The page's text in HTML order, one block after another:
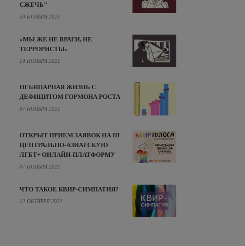
СЖЕЧЬ”
10 НОЯБРЯ 2021
«МЫ ЖЕ НЕ ВРАГИ, НЕ
ТЕРРОРИСТЫ»
10 НОЯБРЯ 2021
НЕБИНАРНАЯ ЖИЗНЬ С
ДЕФИЦИТОМ ГОРМОНА РОСТА
07 НОЯБРЯ 2021
ОТКРЫТ ПРИЕМ ЗАЯВОК НА III
ЦЕНТРАЛЬНО-АЗИАТСКУЮ
ЛГБТ+ ОНЛАЙН-ПЛАТФОРМУ
07 НОЯБРЯ 2021
ЧТО ТАКОЕ КВИР-СИМПАТИЯ?
12 ОКТЯБРЯ 2021